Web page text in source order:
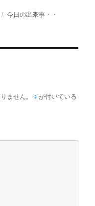
カ
今日の出来事・・
ません。 ※ が付いている